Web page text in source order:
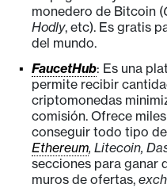
c
i
d
a
d
monedero de Bitcoin (
Hodly, etc). Es gratis
del mundo.
FaucetHub: Es una
permite recibir
criptomonedas
comisión. Ofrece
conseguir todo tipo
Ethereum, Litecoin,
secciones para ganar
muros de ofertas,